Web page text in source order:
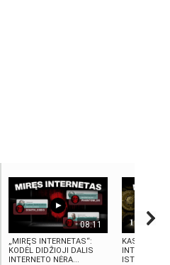
08:11
„MIRĘS INTERNETAS“:
KODĖL DIDŽIOJI DALIS
INTERNETO NĖRA...
KAS
ISTORIJA IR